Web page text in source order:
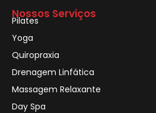
Nossos Serviços
Pilates
Yoga
Quiropraxia
Drenagem Linfática
Massagem Relaxante
Day Spa